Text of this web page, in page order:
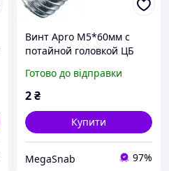
Винт Apro М5*60мм с
потайной головкой ЦБ
Готово до відправки
2₴
Купити
MegaSnab 97%